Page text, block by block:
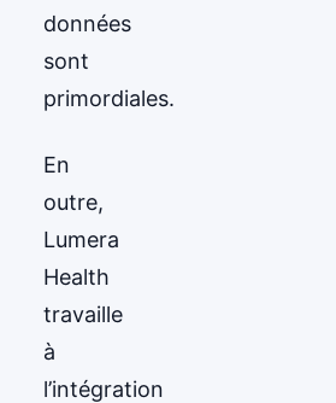
données
sont
primordiales.
En
outre,
Lumera
Health
travaille
à
l’intégration